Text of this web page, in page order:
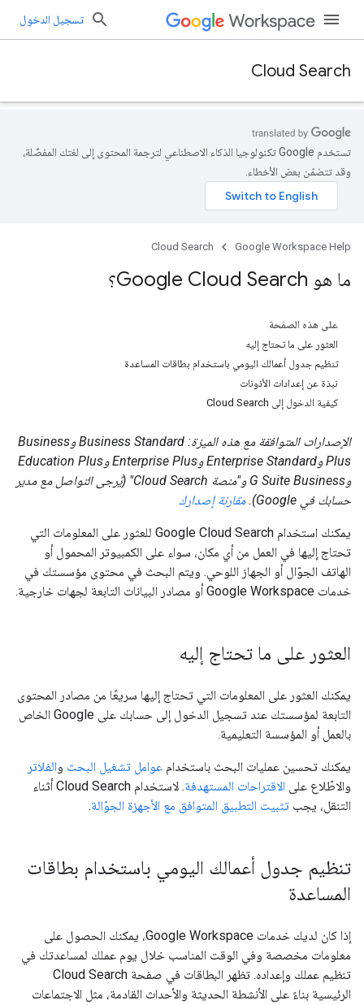
تسجيل الدخول
Cloud Search
تستخدم Google تكنولوجيا الذكاء الاصطناعي لترجمة المحتوى إلى لغتك المفضّلة،
وقد تتضمّن بعض الأخطاء.
Google Workspace Help
Cloud Search
ما هو Google Cloud Search؟
على هذه الصفحة
العثور على ما تحتاج إليه
تنظيم جدول أعمالك اليومي باستخدام بطاقات المساعدة
نبذة عن إعدادات الأذونات
كيفية الدخول إلى Cloud Search
​الإصدارات المتوافقة مع هذه الميزة: Business Standard وBusiness
Plus وEnterprise Standard وEnterprise Plus وEducation Plus
وG Suite Business و"منصة Cloud Search" (يُرجى التواصل مع مدير
حسابك في Google).
مقارنة إصدارك
يمكنك استخدام Google Cloud Search للعثور على المعلومات التي
تحتاج إليها في العمل من أي مكان، سواء على الكمبيوتر المحمول أو
الهاتف الجوّال أو الجهاز اللوحي. ويتم البحث في محتوى مؤسستك في
خدمات Google Workspace أو مصادر البيانات التابعة لجهات خارجية.
العثور على ما تحتاج إليه
يمكنك العثور على المعلومات التي تحتاج إليها سريعًا من مصادر المحتوى
التابعة لمؤسستك عند تسجيل الدخول إلى حسابك على Google الخاص
بالعمل أو المؤسسة التعليمية.
يمكنك تحسين عمليات البحث باستخدام عوامل تشغيل البحث والفلاتر
والاطّلاع على الاقتراحات المستهدفة
. لاستخدام Cloud Search أثناء
التنقل، يجب تثبيت التطبيق المتوافق مع الأجهزة الجوّالة.
تنظيم جدول أعمالك اليومي باستخدام بطاقات
المساعدة
إذا كان لديك خدمات Google Workspace، يمكنك الحصول على
معلومات مخصصة وفي الوقت المناسب خلال يوم عملك لمساعدتك في
تنظيم عملك وإعداده. تظهر البطاقات في صفحة Cloud Search
الرئيسية بناءً على الأنشطة الحديثة والأحداث القادمة، مثل الاجتماعات